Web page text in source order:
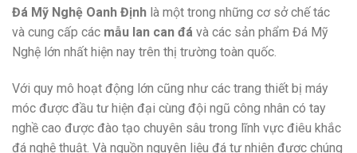
Đá Mỹ Nghệ Oanh Định là một trong những cơ sở chế tác
và cung cấp các mẫu lan can đá và các sản phẩm Đá Mỹ
Nghệ lớn nhất hiện nay trên thị trường toàn quốc.
Với quy mô hoạt động lớn cũng như các trang thiết bị máy
móc được đầu tư hiện đại cùng đội ngũ công nhân có tay
nghề cao được đào tạo chuyên sâu trong lĩnh vực điêu khắc
đá nghệ thuật. Và nguồn nguyên liệu đá tự nhiên được chúng